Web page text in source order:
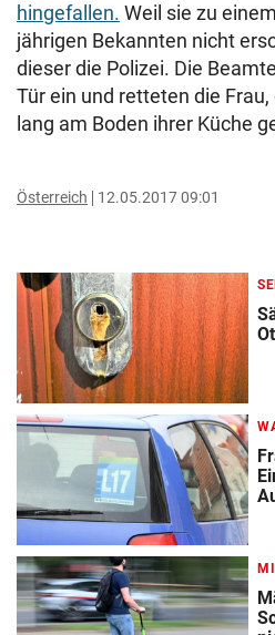
hingefallen. Weil sie zu
jährigen Bekannten nicht
dieser die Polizei. Die
Tür ein und retteten die
lang am Boden ihrer Küche
Österreich 12.05.2017 09:01